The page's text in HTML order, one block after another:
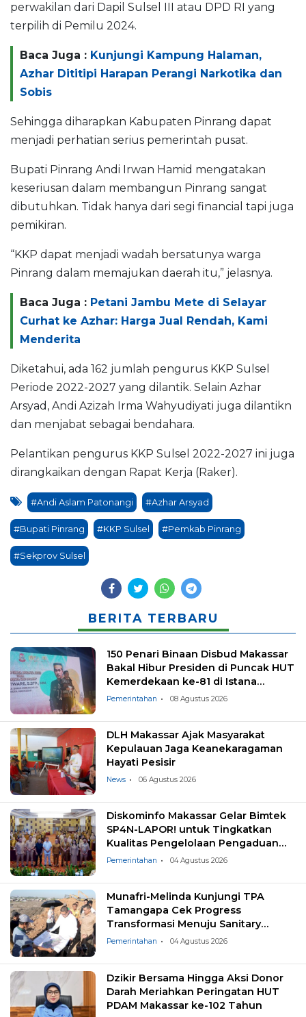
perwakilan dari Dapil Sulsel III atau DPD RI yang
terpilih di Pemilu 2024.
Baca Juga : Kunjungi Kampung Halaman,
Azhar Dititipi Harapan Perangi Narkotika dan
Sobis
Sehingga diharapkan Kabupaten Pinrang dapat
menjadi perhatian serius pemerintah pusat.
Bupati Pinrang Andi Irwan Hamid mengatakan
keseriusan dalam membangun Pinrang sangat
dibutuhkan. Tidak hanya dari segi financial tapi juga
pemikiran.
“KKP dapat menjadi wadah bersatunya warga
Pinrang dalam memajukan daerah itu,” jelasnya.
Baca Juga : Petani Jambu Mete di Selayar
Curhat ke Azhar: Harga Jual Rendah, Kami
Menderita
Diketahui, ada 162 jumlah pengurus KKP Sulsel
Periode 2022-2027 yang dilantik. Selain Azhar
Arsyad, Andi Azizah Irma Wahyudiyati juga dilantikn
dan menjabat sebagai bendahara.
Pelantikan pengurus KKP Sulsel 2022-2027 ini juga
dirangkaikan dengan Rapat Kerja (Raker).
#Andi Aslam Patonangi #Azhar Arsyad
#Bupati Pinrang #KKP Sulsel #Pemkab Pinrang
#Sekprov Sulsel
BERITA TERBARU
150 Penari Binaan Disbud Makassar
Bakal Hibur Presiden di Puncak HUT
Kemerdekaan ke-81 di Istana
Negara
Pemerintahan 08 Agustus 2026
DLH Makassar Ajak Masyarakat
Kepulauan Jaga Keanekaragaman
Hayati Pesisir
News 06 Agustus 2026
Diskominfo Makassar Gelar Bimtek
SP4N-LAPOR! untuk Tingkatkan
Kualitas Pengelolaan Pengaduan
Masyarakat
Pemerintahan 04 Agustus 2026
Munafri-Melinda Kunjungi TPA
Tamangapa Cek Progress
Transformasi Menuju Sanitary
Landfill
Pemerintahan 04 Agustus 2026
Dzikir Bersama Hingga Aksi Donor
Darah Meriahkan Peringatan HUT
PDAM Makassar ke-102 Tahun